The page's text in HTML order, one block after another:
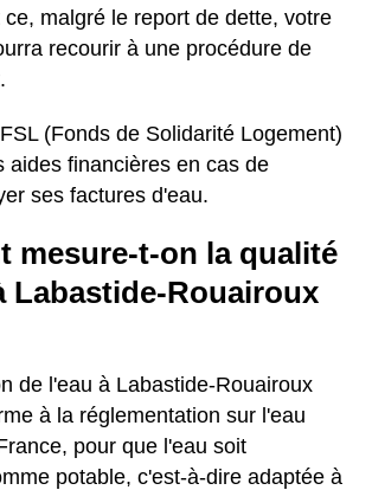
malgré le report de dette, votre
recourir à une procédure de
(Fonds de Solidarité Logement)
aides financières en cas de
ses factures d'eau.
mesure-t-on la qualité
Labastide-Rouairoux
de l'eau à Labastide-Rouairoux
à la réglementation sur l'eau
pour que l'eau soit
potable, c'est-à-dire adaptée à